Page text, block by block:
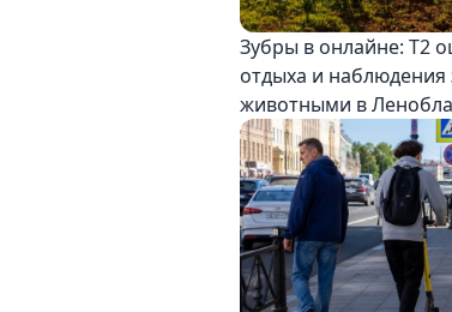
Зубры в онлайне: Т2
отдыха и наблюдения
животными в